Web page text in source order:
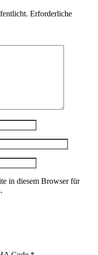
Erforderliche
in diesem Browser für